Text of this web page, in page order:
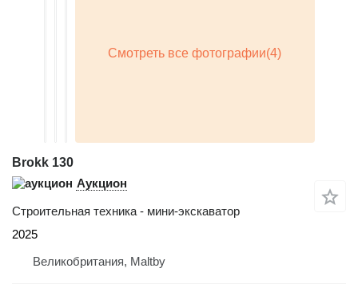
Brokk 130
Аукцион
Строительная техника - мини-экскаватор
2025
Великобритания, Maltby